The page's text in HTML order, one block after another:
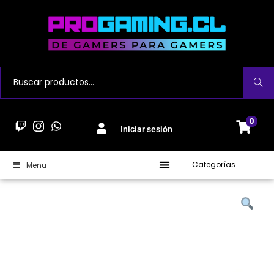
Buscar
Iniciar sesión
0
Menu Categorías